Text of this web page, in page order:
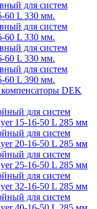
для систем
60 L 330 мм.
для систем
60 L 330 мм.
для систем
60 L 330 мм.
для систем
60 L 390 мм.
DEK
для систем
15-16-50 L 285 мм
для систем
20-16-50 L 285 мм
для систем
25-16-50 L 285 мм
для систем
32-16-50 L 285 мм
для систем